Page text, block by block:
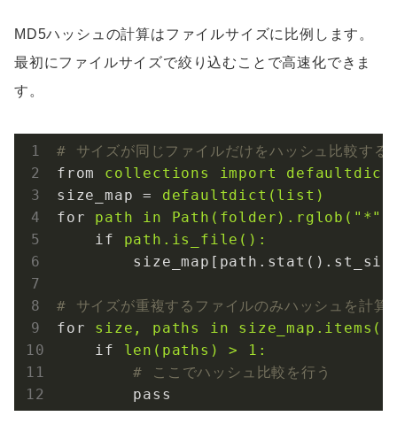
MD5ハッシュの計算はファイルサイズに比例します。
最初にファイルサイズで絞り込むことで高速化できま
す。
# サイズが同じファイルだけをハッシュ比較する
from
collections import defaultdict
size_map = defaultdict(list)
for
path in
if
path.is_file():
# サイズが重複するファイルのみハッシュを計算
for
size, paths in
if
len(paths) > 1:
        # ここでハッシュ比較を行う
pass